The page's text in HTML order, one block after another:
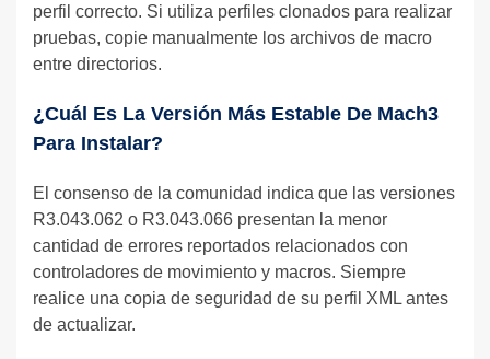
perfil correcto. Si utiliza perfiles clonados para realizar
pruebas, copie manualmente los archivos de macro
entre directorios.
¿Cuál Es La Versión Más Estable De Mach3
Para Instalar?
El consenso de la comunidad indica que las versiones
R3.043.062 o R3.043.066 presentan la menor
cantidad de errores reportados relacionados con
controladores de movimiento y macros. Siempre
realice una copia de seguridad de su perfil XML antes
de actualizar.